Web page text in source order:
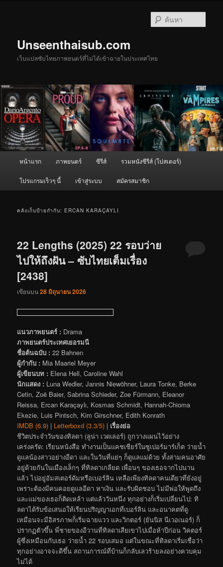
Unseenthaisub.com
เว็บแปลซับไทยภาพยนตร์ที่ไม่ได้เข้าฉายในประเทศไทย
หน้าแรก ภาพยนตร์ ซีรีส์ รวมหนังซีรีส์ (โปสเตอร์)
โปรแกรมเร็วๆ นี้ เข้าสู่ระบบ สมัครสมาชิก
คลังเก็บป้ายกำกับ: ERCAN KARAÇAYLI
22 Lengths (2025) 22 รอบว่าย
ไปให้ถึงฝัน – ซับไทยเต็มเรื่อง
[2438]
เขียนบน28 มิถุนายน 2026
แนวภาพยนตร์ : Drama
ภาพยนตร์ประเทศเยอรมนี
ชื่อต้นฉบับ : 22 Bahnen
ผู้กำกับ : Mia Maariel Meyer
ผู้เขียนบท : Elena Hell, Caroline Wahl
นักแสดง : Luna Wedler, Jannis Niewöhner, Laura Tonke, Berke
Cetin, Zoë Baier, Sabrina Schieder, Zoe Fürmann, Eleanor
Reissa, Ercan Karaçaylı, Kosmas Schmidt, Hannah-Chioma
Ekezie, Luis Pintsch, Kim Girschner, Edith Konrath
IMDB (6.9) | Letterboxd (3.3/5) | เรื่องย่อ
ชีวิตประจำวันของทิลดา (ลูน่า เวดเลอร์) ถูกวางแผนไว้อย่าง
เคร่งครัด: เรียนหนังสือ ทำงานเป็นแคชเชียร์ในซูเปอร์มาร์เก็ต ว่ายน้ำ
ดูแลน้องสาวอย่างอีดา และในวันที่แย่ๆ ก็ดูแลแม่ด้วย ทั้งสามคนอาศัย
อยู่ด้วยกันในเมืองเล็กๆ ที่ทิลดาเกลียด เพื่อนๆ ของเธอจากไปนาน
แล้ว ไปอยู่อัมสเตอร์ดัมหรือเบอร์ลิน เหลือเพียงทิลดาคนเดียวที่ยังอยู่
เพราะต้องมีคนคอยดูแลอีดา หาเงิน และรับผิดชอบ ไม่มีพ่อให้พูดถึง
และแม่ของเธอก็ติดเหล้า แต่แล้ววันหนึ่ง ทุกอย่างก็เริ่มเปลี่ยนไป: ทิ
ลดาได้รับข้อเสนอให้เรียนปริญญาเอกที่เบอร์ลิน และอนาคตที่ดู
เหมือนจะมีอิสรภาพก็เริ่มฉายแวว และวิกตอร์ (ยันนิส นีเวอเนอร์) ก็
ปรากฏตัวขึ้น พี่ชายของอีวานที่ทิลดาเสียเขาไปเมื่อห้าปีก่อน วิคตอร์
ผู้ซึ่งเหมือนกับเธอ ว่ายน้ำ 22 รอบเสมอ แต่ในขณะที่ทิลดาเริ่มเชื่อว่า
ทุกอย่างอาจจะดีขึ้น สถานการณ์ที่บ้านก็กลับเลวร้ายลงอย่างควบคุม
ไม่ได้